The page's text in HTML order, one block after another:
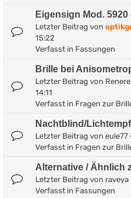
Eigensign Mod.
Letzter Beitrag von
15:22
Verfasst in Fassungen
Brille bei
Letzter Beitrag von
14:11
Verfasst in Fragen zur
Nachtblind/
Letzter Beitrag von eule77
Verfasst in Fragen zur
Alternative / Ähnlich
Letzter Beitrag von raveya
Verfasst in Fassungen